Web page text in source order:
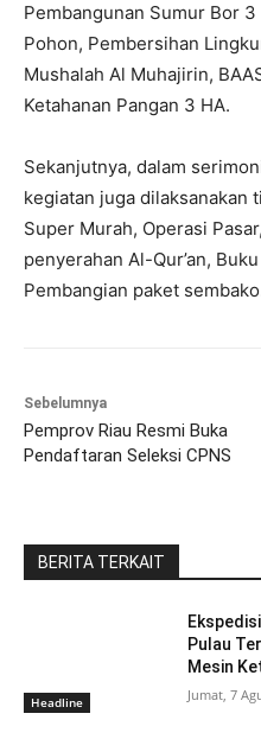
Pembangunan Sumur Bor
Pohon, Pembersihan
Mushalah Al Muhajirin,
Ketahanan Pangan 3 HA.
Sekanjutnya, dalam
kegiatan juga dilaksanakan
Super Murah, Operasi
penyerahan Al-Qur’an,
Pembangian paket
Sebelumnya
Pemprov Riau Resmi Buka
Pendaftaran Seleksi CPNS
BERITA TERKAIT
Headline
Pulau
Mesin
Jumat, 7